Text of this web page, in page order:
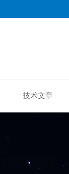
技术文章